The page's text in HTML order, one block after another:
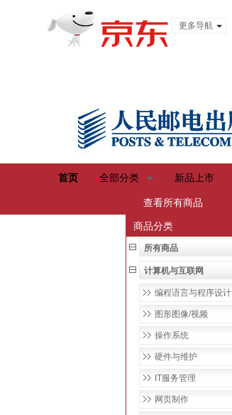
更多导航
首页 全部分类 新品上市
查看所有商品
menu
商品分类
所有商品
计算机与互联网
编程语言与程序设计
图形图像/视频
操作系统
硬件与维护
IT服务管理
网页制作